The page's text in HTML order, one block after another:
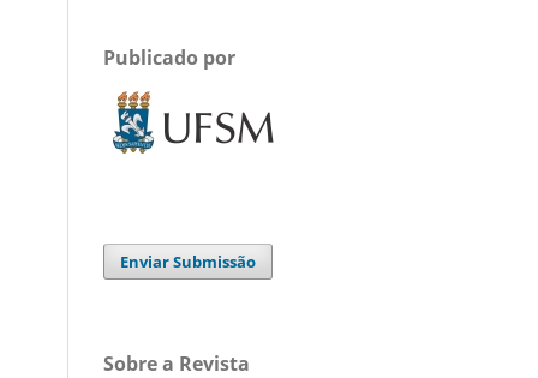
Publicado por
Enviar Submissão
Sobre a Revista